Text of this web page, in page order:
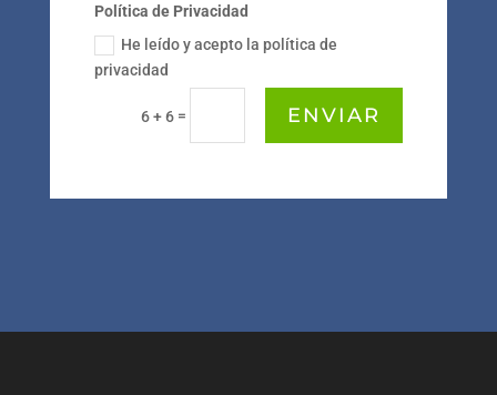
Política de Privacidad
He leído y acepto la política de
privacidad
6 + 6 = ENVIAR